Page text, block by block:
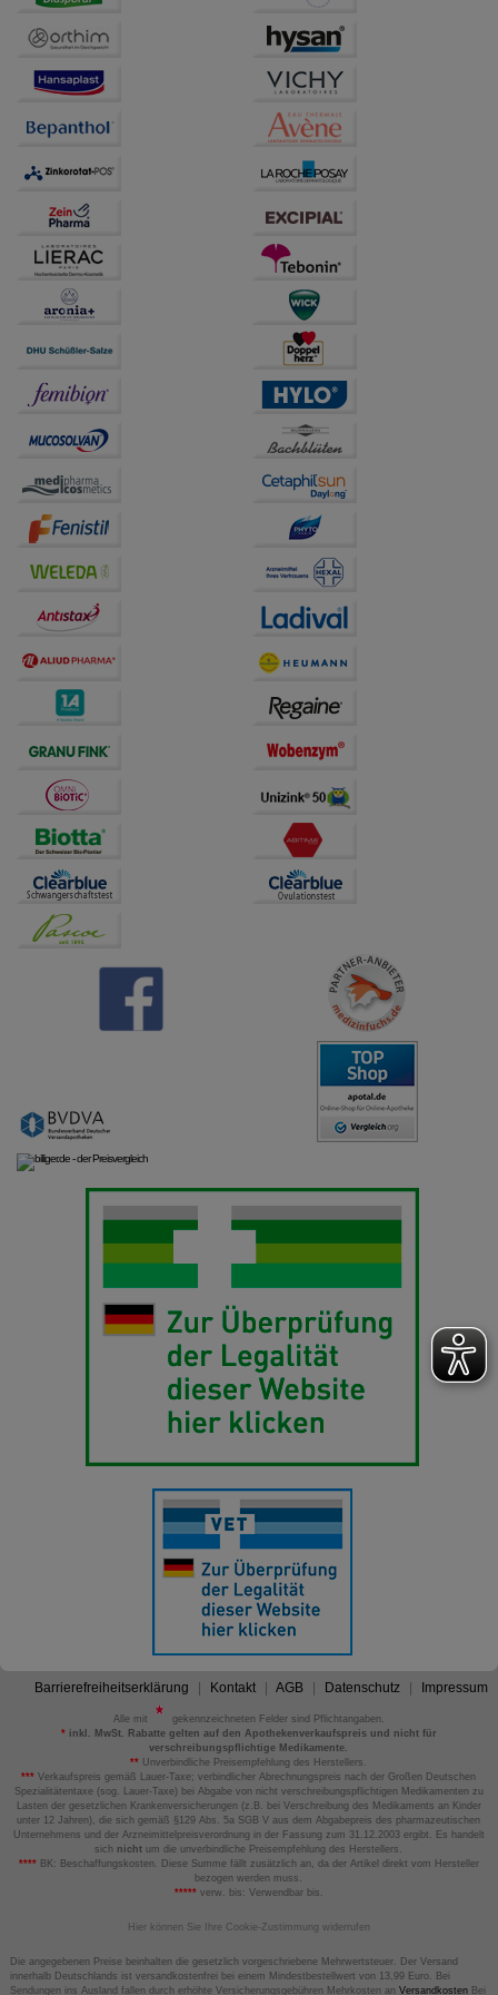
auf unserer Website aber auch die Werbung auf
Drittseiten möglichst relevant für Sie zu gestalten.
Bitte beachten Sie, dass Daten hierfür teilweise an
übertragen werden.
Barrierefreiheitserklärung Kontakt AGB Datenschutz Impressum
Alle mit
gekennzeichneten Felder sind Pflichtangaben.
*inkl. MwSt. Rabatte gelten auf den Apothekenverkaufspreis und nicht für
verschreibungspflichtige Medikamente.
** Unverbindliche Preisempfehlung des Herstellers.
*** Verkaufspreis gemäß Lauer-Taxe; verbindlicher Abrechnungspreis nach der Großen Deutschen
Spezialitätentaxe (sog. Lauer-Taxe) bei Abgabe von nicht verschreibungspflichtigen Medikamenten zu
Lasten der gesetzlichen Krankenversicherungen (z.B. bei Verschreibung des Medikaments an Kinder
unter 12 Jahren), die sich gemäß §129 Abs. 5a SGB V aus dem Abgabepreis des pharmazeutischen
Unternehmens und der Arzneimittelpreisverordnung in der Fassung zum 31.12.2003 ergibt. Es handelt
sich nicht um die unverbindliche Preisempfehlung des Herstellers.
****BK: Beschaffungskosten. Diese Summe fällt zusätzlich an, da der Artikel direkt vom Hersteller
bezogen werden muss.
*****verw. bis: Verwendbar bis.
Hier können Sie Ihre Cookie-Zustimmung widerrufen
Die angegebenen Preise beinhalten die gesetzlich vorgeschriebene Mehrwertsteuer. Der Versand
innerhalb Deutschlands ist versandkostenfrei bei einem Mindestbestellwert von 13,99 Euro. Bei
Sendungen ins Ausland fallen durch erhöhte Versicherungsgebühren Mehrkosten an VersandkostenBei